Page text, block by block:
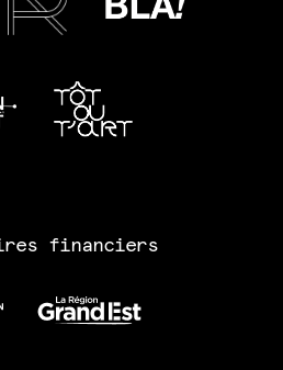
financiers